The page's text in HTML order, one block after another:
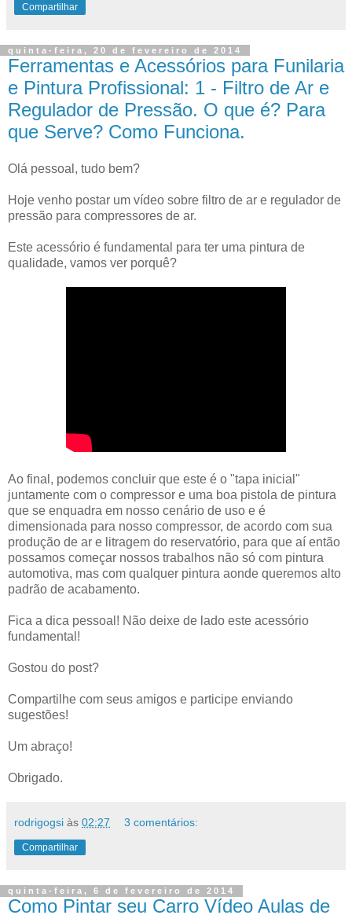
Compartilhar
quinta-feira, 20 de fevereiro de 2014
Ferramentas e Acessórios para Funilaria
e Pintura Profissional: 1 - Filtro de Ar e
Regulador de Pressão. O que é? Para
que Serve? Como Funciona.
Olá pessoal, tudo bem?
Hoje venho postar um vídeo sobre filtro de ar e regulador de
pressão para compressores de ar.
Este acessório é fundamental para ter uma pintura de
qualidade, vamos ver porquê?
Ao final, podemos concluir que este é o "tapa inicial"
juntamente com o compressor e uma boa pistola de pintura
que se enquadra em nosso cenário de uso e é
dimensionada para nosso compressor, de acordo com sua
produção de ar e litragem do reservatório, para que aí então
possamos começar nossos trabalhos não só com pintura
automotiva, mas com qualquer pintura aonde queremos alto
padrão de acabamento.
Fica a dica pessoal! Não deixe de lado este acessório
fundamental!
Gostou do post?
Compartilhe com seus amigos e participe enviando
sugestões!
Um abraço!
Obrigado.
rodrigogsi às 02:27 3 comentários:
Compartilhar
quinta-feira, 6 de fevereiro de 2014
Como Pintar seu Carro Vídeo Aulas de